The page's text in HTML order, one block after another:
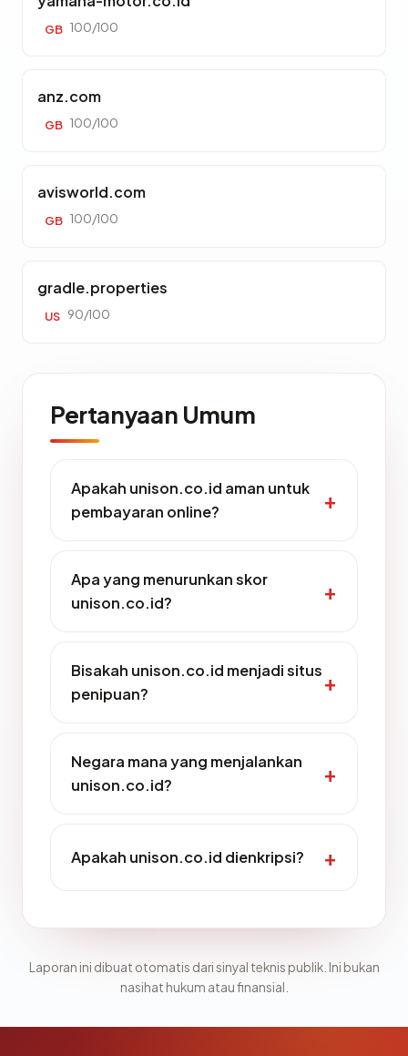
GB 100/100
anz.com
GB 100/100
avisworld.com
GB 100/100
gradle.properties
US 90/100
Pertanyaan Umum
Apakah unison.co.id aman untuk
pembayaran online?
Apa yang menurunkan skor
unison.co.id?
Bisakah unison.co.id menjadi situs
penipuan?
Negara mana yang menjalankan
unison.co.id?
Apakah unison.co.id dienkripsi?
Laporan ini dibuat otomatis dari sinyal teknis publik. Ini bukan
nasihat hukum atau finansial.